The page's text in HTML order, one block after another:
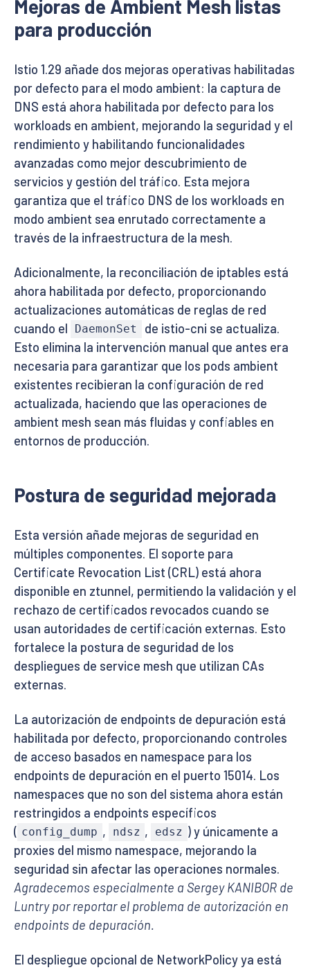
Mejoras de Ambient Mesh listas
para producción
Istio 1.29 añade dos mejoras operativas habilitadas
por defecto para el modo ambient: la captura de
DNS está ahora habilitada por defecto para los
workloads en ambient, mejorando la seguridad y el
rendimiento y habilitando funcionalidades
avanzadas como mejor descubrimiento de
servicios y gestión del tráfico. Esta mejora
garantiza que el tráfico DNS de los workloads en
modo ambient sea enrutado correctamente a
través de la infraestructura de la mesh.
Adicionalmente, la reconciliación de iptables está
ahora habilitada por defecto, proporcionando
actualizaciones automáticas de reglas de red
cuando el
DaemonSet
de istio-cni se actualiza.
Esto elimina la intervención manual que antes era
necesaria para garantizar que los pods ambient
existentes recibieran la configuración de red
actualizada, haciendo que las operaciones de
ambient mesh sean más fluidas y confiables en
entornos de producción.
Postura de seguridad mejorada
Esta versión añade mejoras de seguridad en
múltiples componentes. El soporte para
Certificate Revocation List (CRL) está ahora
disponible en ztunnel, permitiendo la validación y el
rechazo de certificados revocados cuando se
usan autoridades de certificación externas. Esto
fortalece la postura de seguridad de los
despliegues de service mesh que utilizan CAs
externas.
La autorización de endpoints de depuración está
habilitada por defecto, proporcionando controles
de acceso basados en namespace para los
endpoints de depuración en el puerto 15014. Los
namespaces que no son del sistema ahora están
restringidos a endpoints específicos
( config_dump , ndsz , edsz ) y únicamente a
proxies del mismo namespace, mejorando la
seguridad sin afectar las operaciones normales.
Agradecemos especialmente a Sergey KANIBOR de
Luntry por reportar el problema de autorización en
endpoints de depuración.
El despliegue opcional de NetworkPolicy ya está